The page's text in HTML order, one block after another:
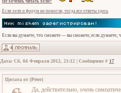
Не хочешь читать хелп?
Если хелп и форум не помогли, тогда все ответы здесь
Если вы думаете, что сможете — вы сможете, если думаете,
Дата: Сб, 04 Февраля 2012, 21:12 | Сообщение # 17
Цитата от (Peter)
Да, действительно, очень